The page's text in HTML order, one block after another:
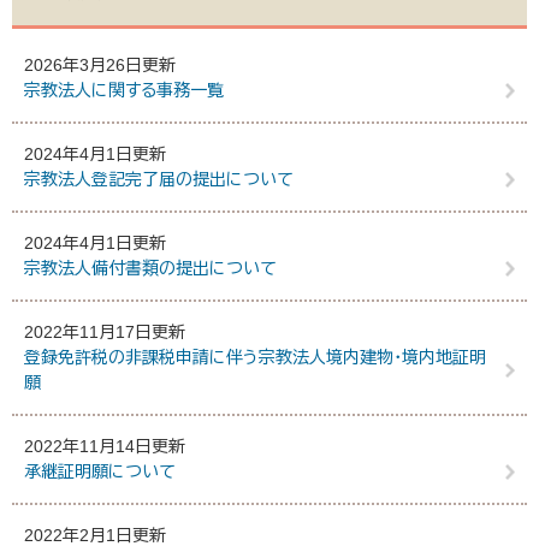
2026年3月26日更新
宗教法人に関する事務一覧
2024年4月1日更新
宗教法人登記完了届の提出について
2024年4月1日更新
宗教法人備付書類の提出について
2022年11月17日更新
登録免許税の非課税申請に伴う宗教法人境内建物・境内地証明
願
2022年11月14日更新
承継証明願について
2022年2月1日更新